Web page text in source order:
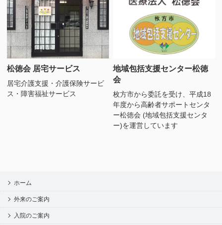
松徳会 居宅サービス
居宅介護支援・介護保険サービ
ス・障害福祉サービス
地域包括支援センター松徳
会
枚方市から委託を受け、平成18
年度から高齢者サポートセンタ
ー松徳会 (地域包括支援センタ
ー)を運営しています
ホーム
外来のご案内
入院のご案内